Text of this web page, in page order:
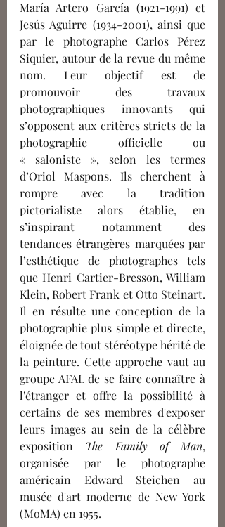
María Artero García (1921-1991) et
Jesús Aguirre (1934-2001), ainsi que
par le photographe Carlos Pérez
Siquier, autour de la revue du même
nom. Leur objectif est de
promouvoir des travaux
photographiques innovants qui
s’opposent aux critères stricts de la
photographie officielle ou
« saloniste », selon les termes
d’Oriol Maspons. Ils cherchent à
rompre avec la tradition
pictorialiste alors établie, en
s’inspirant notamment des
tendances étrangères marquées par
l’esthétique de photographes tels
que Henri Cartier-Bresson, William
Klein, Robert Frank et Otto Steinart.
Il en résulte une conception de la
photographie plus simple et directe,
éloignée de tout stéréotype hérité de
la peinture. Cette approche vaut au
groupe AFAL de se faire connaître à
l'étranger et offre la possibilité à
certains de ses membres d'exposer
leurs images au sein de la célèbre
exposition The Family of Man,
organisée par le photographe
américain Edward Steichen au
musée d'art moderne de New York
(MoMA) en 1955.